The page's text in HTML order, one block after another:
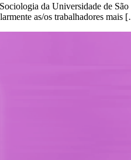
da Universidade de
as/os trabalhadores mais